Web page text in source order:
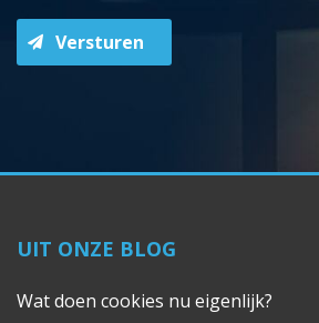
Versturen
UIT ONZE BLOG
Wat doen cookies nu eigenlijk?